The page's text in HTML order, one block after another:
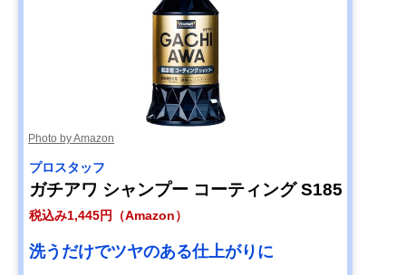
Photo by Amazon
プロスタッフ
ガチアワ シャンプー コーティング S185
税込み1,445円（Amazon）
洗うだけでツヤのある仕上がりに